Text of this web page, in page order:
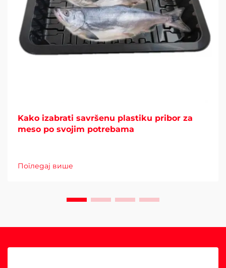
Kako izabrati savršenu plastiku pribor za
meso po svojim potrebama
Погледај више